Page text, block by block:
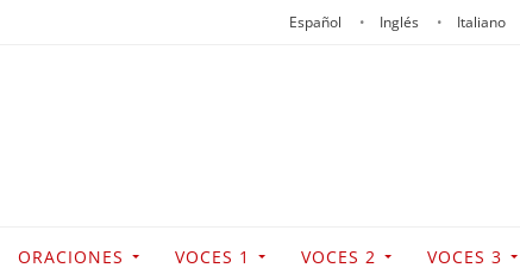
Español Inglés Italiano
ORACIONES VOCES 1 VOCES 2 VOCES 3